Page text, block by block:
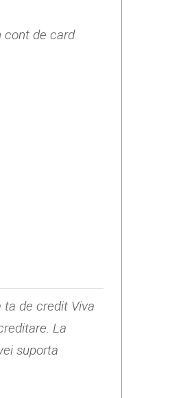
cont de card
de credit Viva
La
suporta